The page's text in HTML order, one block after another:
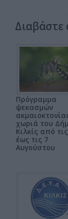
Διαβάστε
Πρόγραμμα
ψεκασμών
χωριά του
Κιλκίς από
έως τις 7
Αυγούστου